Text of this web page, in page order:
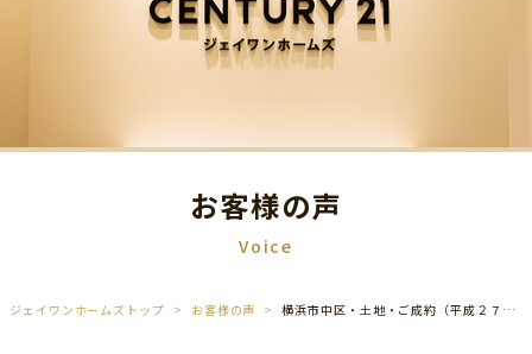
お客様の声
Voice
ジェイワンホームズトップ お客様の声 横浜市中区・土地・ご成約（平成２７年１０月） Ｔ ・ Ｍ 様